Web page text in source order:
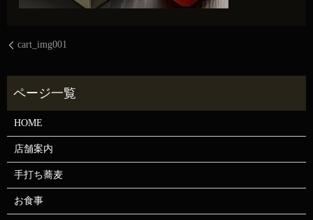
cart_img001
HOME
店舗案内
手打ち蕎麦
お食事